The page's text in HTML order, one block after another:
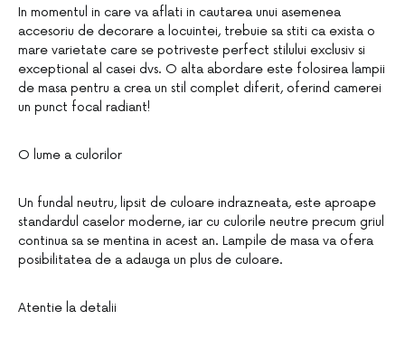
In momentul in care va aflati in cautarea unui asemenea
accesoriu de decorare a locuintei, trebuie sa stiti ca exista o
mare varietate care se potriveste perfect stilului exclusiv si
exceptional al casei dvs. O alta abordare este folosirea lampii
de masa pentru a crea un stil complet diferit, oferind camerei
un punct focal radiant!
O lume a culorilor
Un fundal neutru, lipsit de culoare indrazneata, este aproape
standardul caselor moderne, iar cu culorile neutre precum griul
continua sa se mentina in acest an. Lampile de masa va ofera
posibilitatea de a adauga un plus de culoare.
Atentie la detalii